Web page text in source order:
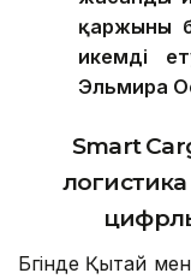
қаржыны
икемді
Эльмира
Smart
Бүгінде Қытай